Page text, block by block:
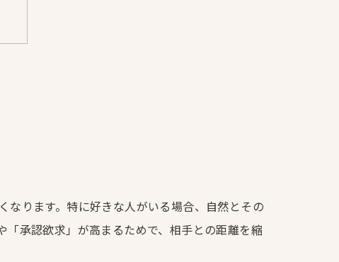
ります。特に好きな人がいる場合、自然とその
承認欲求」が高まるためで、相手との距離を縮